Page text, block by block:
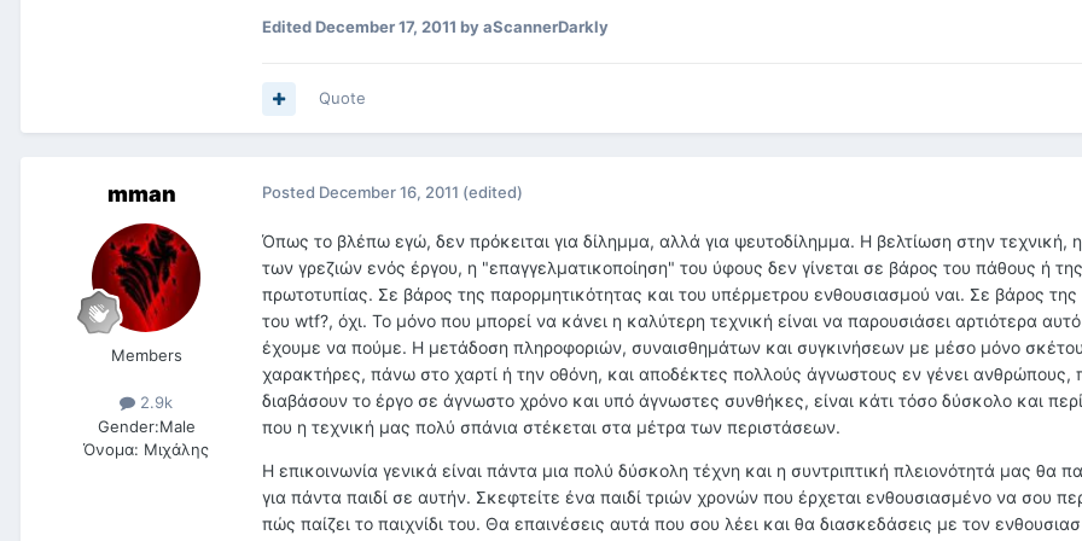
EditedDecember 17, 2011 by aScannerDarkly
Quote
mman
Members
2.9k
Gender:Male
Όνομα: Μιχάλης
Posted December 16, 2011 (edited)
Όπως το βλέπω εγώ, δεν πρόκειται για δίλημμα, αλλά για ψευτοδίλημμα. Η βελτίωση στην τεχνική,
των γρεζιών ενός έργου, η "επαγγελματικοποίηση" του ύφους δεν γίνεται σε βάρος του πάθους ή της
πρωτοτυπίας. Σε βάρος της παρορμητικότητας και του υπέρμετρου ενθουσιασμού ναι. Σε βάρος της
του wtf?, όχι. Το μόνο που μπορεί να κάνει η καλύτερη τεχνική είναι να παρουσιάσει αρτιότερα
έχουμε να πούμε. Η μετάδοση πληροφοριών, συναισθημάτων και συγκινήσεων με μέσο μόνο
χαρακτήρες, πάνω στο χαρτί ή την οθόνη, και αποδέκτες πολλούς άγνωστους εν γένει ανθρώπους,
διαβάσουν το έργο σε άγνωστο χρόνο και υπό άγνωστες συνθήκες, είναι κάτι τόσο δύσκολο και
που η τεχνική μας πολύ σπάνια στέκεται στα μέτρα των περιστάσεων.
Η επικοινωνία γενικά είναι πάντα μια πολύ δύσκολη τέχνη και η συντριπτική πλειονότητά μας θα
για πάντα παιδί σε αυτήν. Σκεφτείτε ένα παιδί τριών χρονών που έρχεται ενθουσιασμένο να σου
πώς παίζει το παιχνίδι του. Θα επαινέσεις αυτά που σου λέει και θα διασκεδάσεις με τον